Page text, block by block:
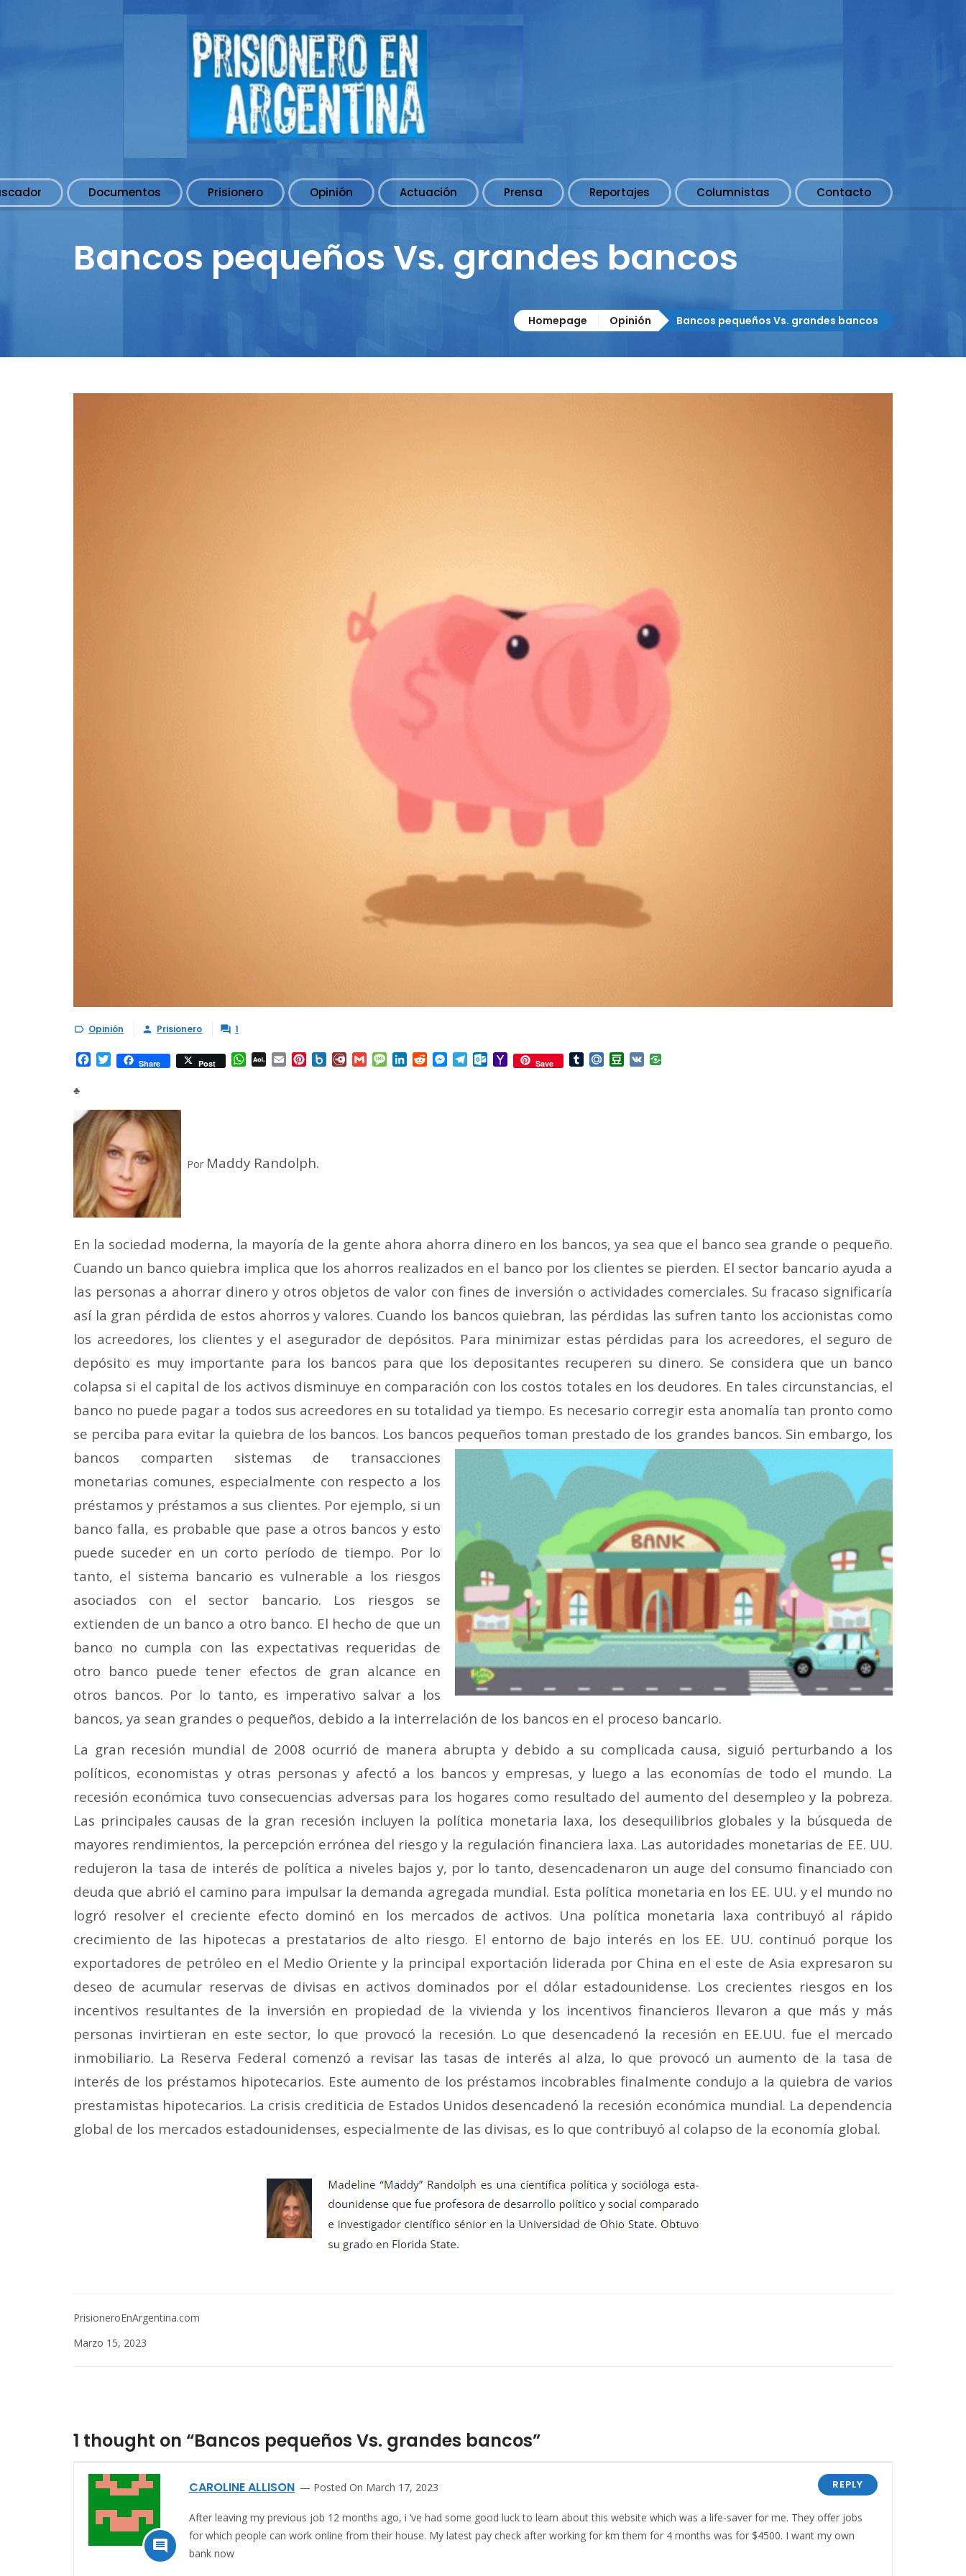
Documentos Prisionero Opinión Actuación Prensa Reportajes Columnistas Contacto
Bancos pequeños Vs. grandes bancos
Homepage Opinión Bancos pequeños Vs. grandes bancos
 Opinión  Prisionero  1
Facebook
TwitterShare Post WhatsApp
AOL Email Pinterest
Box.netDiary.RuGmailMessage
LinkedInRedditMessenger
TelegramOutlook.com
YahooSave TumblrMail.RuDouban
VK
♣
Por Maddy Randolph.
En la sociedad moderna, la mayoría de la gente ahora ahorra dinero en los bancos, ya sea que el banco sea grande o pequeño.
Cuando un banco quiebra implica que los ahorros realizados en el banco por los clientes se pierden. El sector bancario ayuda a
las personas a ahorrar dinero y otros objetos de valor con fines de inversión o actividades comerciales. Su fracaso significaría
así la gran pérdida de estos ahorros y valores. Cuando los bancos quiebran, las pérdidas las sufren tanto los accionistas como
los acreedores, los clientes y el asegurador de depósitos. Para minimizar estas pérdidas para los acreedores, el seguro de
depósito es muy importante para los bancos para que los depositantes recuperen su dinero. Se considera que un banco
colapsa si el capital de los activos disminuye en comparación con los costos totales en los deudores. En tales circunstancias, el
banco no puede pagar a todos sus acreedores en su totalidad ya tiempo. Es necesario corregir esta anomalía tan pronto como
se perciba para evitar la quiebra de los bancos. Los bancos pequeños toman prestado de los grandes bancos. Sin embargo, los
bancos comparten sistemas de transacciones
monetarias comunes, especialmente con respecto a los
préstamos y préstamos a sus clientes. Por ejemplo, si un
banco falla, es probable que pase a otros bancos y esto
puede suceder en un corto período de tiempo. Por lo
tanto, el sistema bancario es vulnerable a los riesgos
asociados con el sector bancario. Los riesgos se
extienden de un banco a otro banco. El hecho de que un
banco no cumpla con las expectativas requeridas de
otro banco puede tener efectos de gran alcance en
otros bancos. Por lo tanto, es imperativo salvar a los
bancos, ya sean grandes o pequeños, debido a la interrelación de los bancos en el proceso bancario.
La gran recesión mundial de 2008 ocurrió de manera abrupta y debido a su complicada causa, siguió perturbando a los
políticos, economistas y otras personas y afectó a los bancos y empresas, y luego a las economías de todo el mundo. La
recesión económica tuvo consecuencias adversas para los hogares como resultado del aumento del desempleo y la pobreza.
Las principales causas de la gran recesión incluyen la política monetaria laxa, los desequilibrios globales y la búsqueda de
mayores rendimientos, la percepción errónea del riesgo y la regulación financiera laxa. Las autoridades monetarias de EE. UU.
redujeron la tasa de interés de política a niveles bajos y, por lo tanto, desencadenaron un auge del consumo financiado con
deuda que abrió el camino para impulsar la demanda agregada mundial. Esta política monetaria en los EE. UU. y el mundo no
logró resolver el creciente efecto dominó en los mercados de activos. Una política monetaria laxa contribuyó al rápido
crecimiento de las hipotecas a prestatarios de alto riesgo. El entorno de bajo interés en los EE. UU. continuó porque los
exportadores de petróleo en el Medio Oriente y la principal exportación liderada por China en el este de Asia expresaron su
deseo de acumular reservas de divisas en activos dominados por el dólar estadounidense. Los crecientes riesgos en los
incentivos resultantes de la inversión en propiedad de la vivienda y los incentivos financieros llevaron a que más y más
personas invirtieran en este sector, lo que provocó la recesión. Lo que desencadenó la recesión en EE.UU. fue el mercado
inmobiliario. La Reserva Federal comenzó a revisar las tasas de interés al alza, lo que provocó un aumento de la tasa de
interés de los préstamos hipotecarios. Este aumento de los préstamos incobrables finalmente condujo a la quiebra de varios
prestamistas hipotecarios. La crisis crediticia de Estados Unidos desencadenó la recesión económica mundial. La dependencia
global de los mercados estadounidenses, especialmente de las divisas, es lo que contribuyó al colapso de la economía global.
PrisioneroEnArgentina.com
Marzo 15, 2023
1 thought on “Bancos pequeños Vs. grandes bancos”

CAROLINE ALLISON Posted On March 17, 2023 REPLY
After leaving my previous job 12 months ago, i ‘ve had some good luck to learn about this website which was a life-saver for me. They offer jobs
for which people can work online from their house. My latest pay check after working for km them for 4 months was for $4500. I want my own
bank now